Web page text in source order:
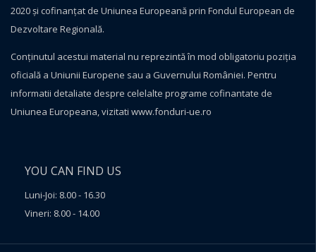
2020 și cofinanțat de Uniunea Europeană prin Fondul European de
Dezvoltare Regională.
Conţinutul acestui material nu reprezintă în mod obligatoriu poziţia
oficială a Uniunii Europene sau a Guvernului României. Pentru
informatii detaliate despre celelalte programe cofinantate de
Uniunea Europeana, vizitati www.fonduri-ue.ro
YOU CAN FIND US
Luni-Joi: 8.00 - 16.30
Vineri: 8.00 - 14.00